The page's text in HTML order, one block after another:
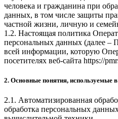
человека и гражданина при
данных, в том числе защиты
частной жизни, личную и
1.2. Настоящая политика
персональных данных (далее –
всей информации, которую
посетителях веб-сайта https://
2. Основные понятия, используемые
2.1. Автоматизированная
обработка персональных